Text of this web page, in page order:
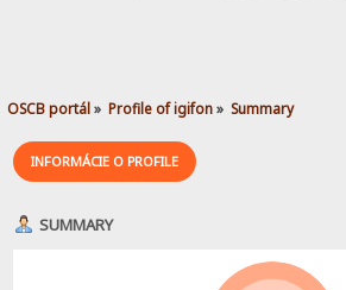
OSCB portál» Profile of igifon» Summary
INFORMÁCIE O PROFILE
SUMMARY